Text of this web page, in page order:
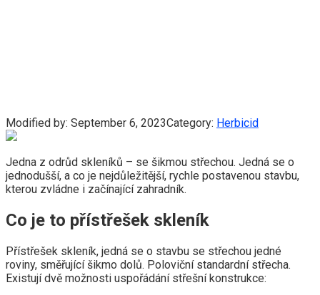
Modified by: September 6, 2023Category: Herbicid
Jedna z odrůd skleníků – se šikmou střechou. Jedná se o
jednodušší, a co je nejdůležitější, rychle postavenou stavbu,
kterou zvládne i začínající zahradník.
Co je to přístřešek skleník
Přístřešek skleník, jedná se o stavbu se střechou jedné
roviny, směřující šikmo dolů. Poloviční standardní střecha.
Existují dvě možnosti uspořádání střešní konstrukce: